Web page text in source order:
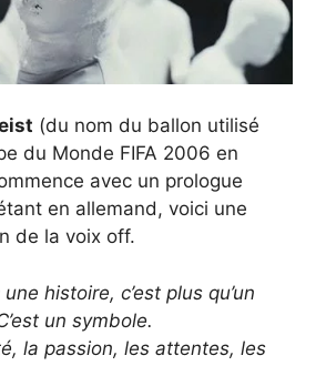
(du nom du ballon utilisé
du Monde FIFA 2006 en
avec un prologue
en allemand, voici une
de la voix off.
histoire, c’est plus qu’un
un symbole.
la passion, les attentes, les